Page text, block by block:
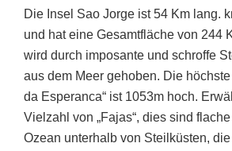
Die Insel Sao Jorge ist 54 Km lang.
und hat eine Gesamtfläche von 244
wird durch imposante und schroffe
aus dem Meer gehoben. Die
da Esperanca“ ist 1053m hoch.
Vielzahl von „Fajas“, dies sind
Ozean unterhalb von Steilküsten,